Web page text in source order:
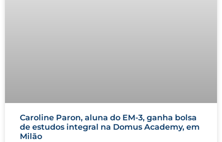
Caroline Paron, aluna do EM-3, ganha bolsa
de estudos integral na Domus Academy, em
Milão